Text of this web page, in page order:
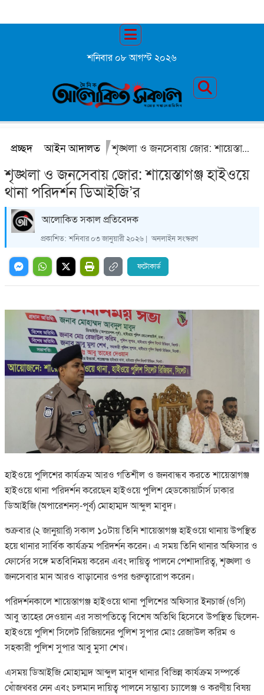
শনিবার ০৮ আগস্ট ২০২৬
প্রচ্ছদ আইন আদালত শৃঙ্খলা ও জনসেবায় জোর: শায়েস্তাগঞ্জ হাইওয়ে থানা পরিদর্শন ডিআইজি’র
শৃঙ্খলা ও জনসেবায় জোর: শায়েস্তাগঞ্জ হাইওয়ে
থানা পরিদর্শন ডিআইজি’র
আলোকিত সকাল প্রতিবেদক
প্রকাশিত: শনিবার ০৩ জানুয়ারী ২০২৬ | অনলাইন সংস্করণ
ফটোকার্ড
হাইওয়ে পুলিশের কার্যক্রম আরও গতিশীল ও জনবান্ধব করতে শায়েস্তাগঞ্জ
হাইওয়ে থানা পরিদর্শন করেছেন হাইওয়ে পুলিশ হেডকোয়ার্টার্স ঢাকার
ডিআইজি (অপারেশনস্-পূর্ব) মোহাম্মদ আব্দুল মাবুদ।
শুক্রবার (২ জানুয়ারি) সকাল ১০টায় তিনি শায়েস্তাগঞ্জ হাইওয়ে থানায় উপস্থিত
হয়ে থানার সার্বিক কার্যক্রম পরিদর্শন করেন। এ সময় তিনি থানার অফিসার ও
ফোর্সের সঙ্গে মতবিনিময় করেন এবং দায়িত্ব পালনে পেশাদারিত্ব, শৃঙ্খলা ও
জনসেবার মান আরও বাড়ানোর ওপর গুরুত্বারোপ করেন।
পরিদর্শনকালে শায়েস্তাগঞ্জ হাইওয়ে থানা পুলিশের অফিসার ইনচার্জ (ওসি)
আবু তাহের দেওয়ান এর সভাপতিত্বে বিশেষ অতিথি হিসেবে উপস্থিত ছিলেন-
হাইওয়ে পুলিশ সিলেট রিজিয়নের পুলিশ সুপার মোঃ রেজাউল করিম ও
সহকারী পুলিশ সুপার আবু মুসা শেখ।
এসময় ডিআইজি মোহাম্মদ আব্দুল মাবুদ থানার বিভিন্ন কার্যক্রম সম্পর্কে
খোঁজখবর নেন এবং চলমান দায়িত্ব পালনে সম্ভাব্য চ্যালেঞ্জ ও করণীয় বিষয়